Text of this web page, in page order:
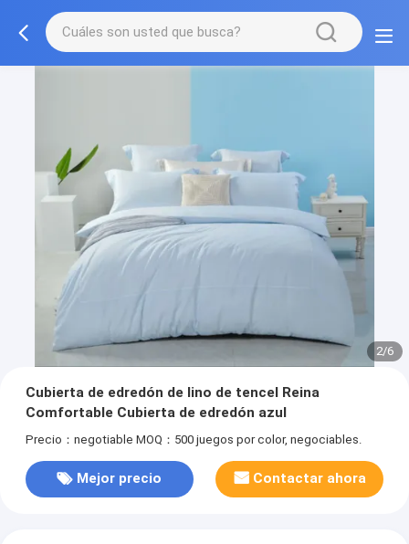
2/6
Cubierta de edredón de lino de tencel Reina
Comfortable Cubierta de edredón azul
Precio：negotiable MOQ：500 juegos por color, negociables.
Mejor precio Contactar ahora